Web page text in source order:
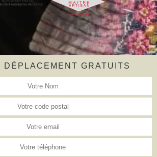
DÉPLACEMENT GRATUITS